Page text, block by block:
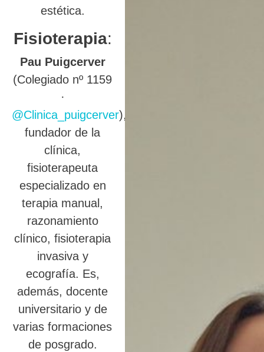
estética.
Fisioterapia:
Pau Puigcerver
(Colegiado nº 1159
·
@Clinica_puigcerver),
fundador de la
clínica,
fisioterapeuta
especializado en
terapia manual,
razonamiento
clínico, fisioterapia
invasiva y
ecografía. Es,
además, docente
universitario y de
varias formaciones
de posgrado.